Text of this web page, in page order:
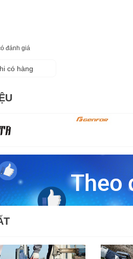
đánh giá
có hàng